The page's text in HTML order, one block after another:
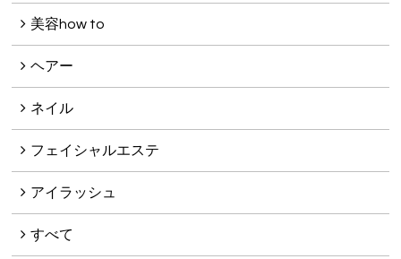
美容how to
ヘアー
ネイル
フェイシャルエステ
アイラッシュ
すべて